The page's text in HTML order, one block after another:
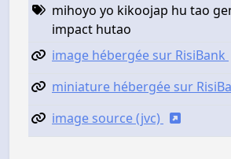
mihoyo yo kikoojap hu tao
impact hutao
image hébergée sur RisiBank
miniature hébergée sur
image source (jvc)